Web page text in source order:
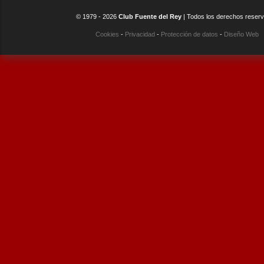
© 1979 - 2026 Club Fuente del Rey| Todos los derechos
Cookies - Privacidad- Protección de datos - Diseño Web